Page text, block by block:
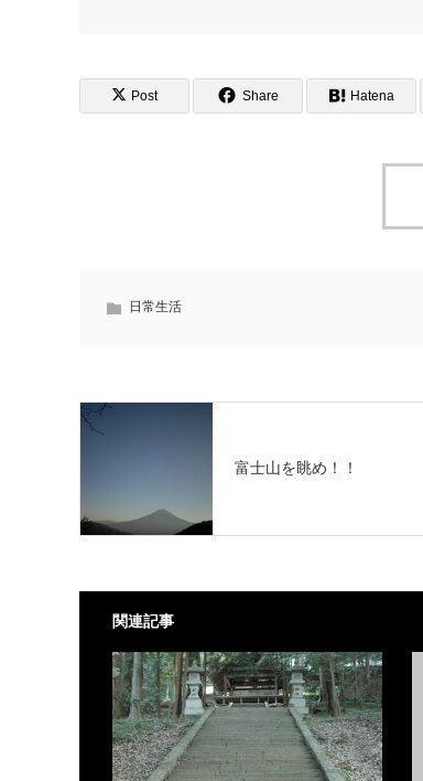
Post Share Hatena
日常生活
富士山を眺め！！
関連記事